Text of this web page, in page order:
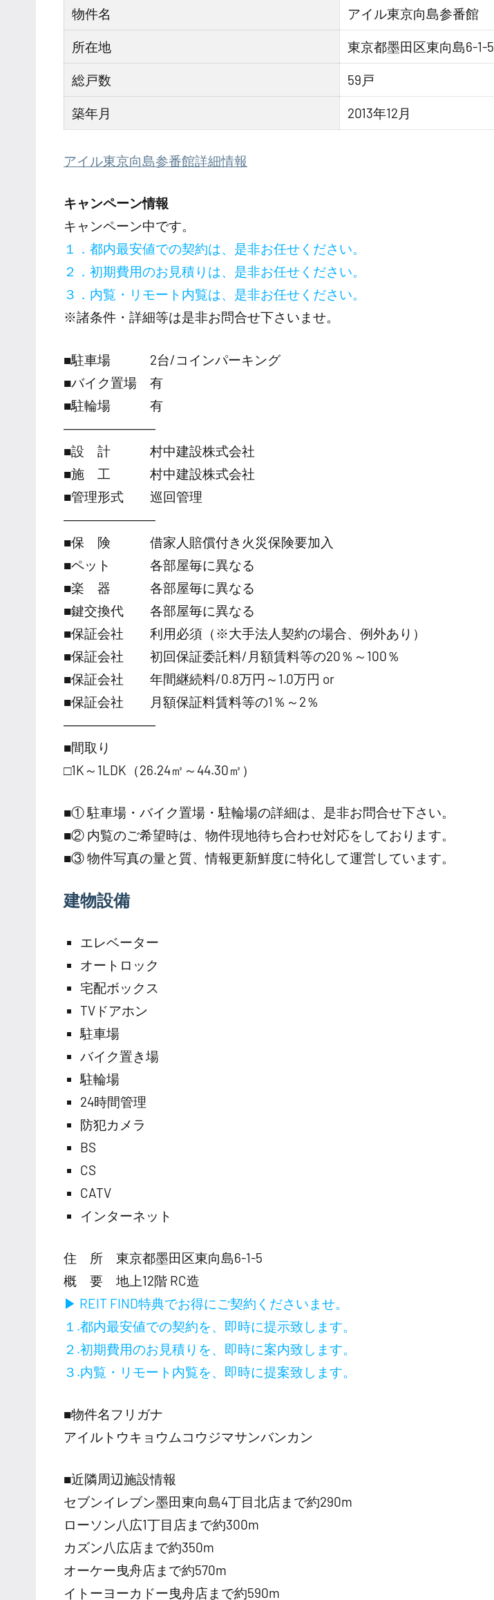
物件名 アイル東京向島参番館
所在地 東京都墨田区東向島6-1-5
総戸数 59戸
築年月 2013年12月
アイル東京向島参番館詳細情報
キャンペーン情報
キャンペーン中です。
１．都内最安値での契約は、是非お任せください。
２．初期費用のお見積りは、是非お任せください。
３．内覧・リモート内覧は、是非お任せください。
※諸条件・詳細等は是非お問合せ下さいませ。
■駐車場 2台/コインパーキング
■バイク置場 有
■駐輪場 有
―――――――
■設 計 村中建設株式会社
■施 工 村中建設株式会社
■管理形式 巡回管理
―――――――
■保 険 借家人賠償付き火災保険要加入
■ペット 各部屋毎に異なる
■楽 器 各部屋毎に異なる
■鍵交換代 各部屋毎に異なる
■保証会社 利用必須（※大手法人契約の場合、例外あり）
■保証会社 初回保証委託料/月額賃料等の20％～100％
■保証会社 年間継続料/0.8万円～1.0万円 or
■保証会社 月額保証料賃料等の1％～2％
―――――――
■間取り
□1K～1LDK（26.24㎡～44.30㎡）
■① 駐車場・バイク置場・駐輪場の詳細は、是非お問合せ下さい。
■② 内覧のご希望時は、物件現地待ち合わせ対応をしております。
■③ 物件写真の量と質、情報更新鮮度に特化して運営しています。
建物設備
エレベーター
オートロック
宅配ボックス
TVドアホン
駐車場
バイク置き場
駐輪場
24時間管理
防犯カメラ
BS
CS
CATV
インターネット
住 所 東京都墨田区東向島6-1-5
概 要 地上12階 RC造
▶ REIT FIND特典でお得にご契約くださいませ。
１.都内最安値での契約を、即時に提示致します。
２.初期費用のお見積りを、即時に案内致します。
３.内覧・リモート内覧を、即時に提案致します。
■物件名フリガナ
アイルトウキョウムコウジマサンバンカン
■近隣周辺施設情報
セブンイレブン墨田東向島4丁目北店まで約290m
ローソン八広1丁目店まで約300m
カズン八広店まで約350m
オーケー曳舟店まで約570m
イトーヨーカドー曳舟店まで約590m